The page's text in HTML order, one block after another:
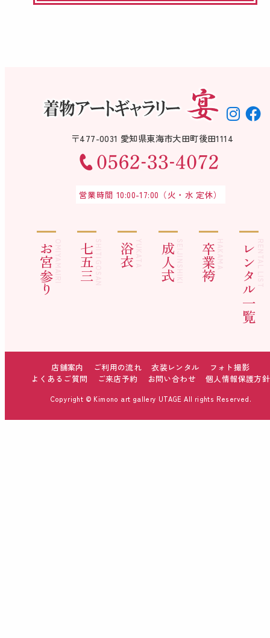
〒477-0031 愛知県東海市大田町後田1114
営業時間 10:00-17:00（火・水 定休）
お宮参り 七五三 浴衣 成人式 卒業袴 レンタル一覧
店舗案内 ご利用の流れ 衣装レンタル
フォト撮影
よくあるご質問
ご来店予約 お問い合わせ 個人情報保護方針
Copyright © Kimono art gallery UTAGE All rights Reserved.